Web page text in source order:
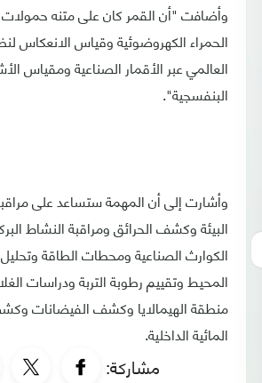
وأضافت "أن القمر كان على متنه
الحمراء الكهروضوئية وقياس الانعكاس
العالمي عبر الأقمار الصناعية ومقياس
البنفسجية".
وأشارت إلى أن المهمة ستساعد على
البيئة وكشف الحرائق ومراقبة النشاط
الكوارث الصناعية ومحطات الطاقة
المحيط وتقييم رطوبة التربة ودراسات
منطقة الهيمالايا وكشف الفيضانات
المائية الداخلية.
مشاركة: